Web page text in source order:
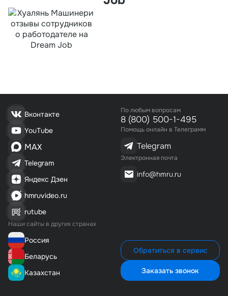
Вконтакте
YouTube
MAX
Telegram
Яндекс Дзен
hmruvideo.ru
rutube
Наши сайты в других странах
Россия
Беларусь
Казахстан
По любым вопросам
8 (800) 500-1-495
Помощь онлайн в Телеграмм
Telegram
Электронная почта
info@hmru.ru
Обратиться в сервис
Заказать звонок